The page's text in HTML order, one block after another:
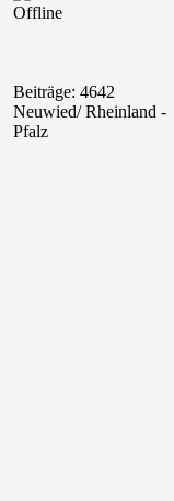
Offline
Beiträge: 4642
Neuwied/ Rheinland -
Pfalz